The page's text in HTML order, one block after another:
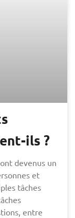
ils ?
devenus un
et
tâches
entre